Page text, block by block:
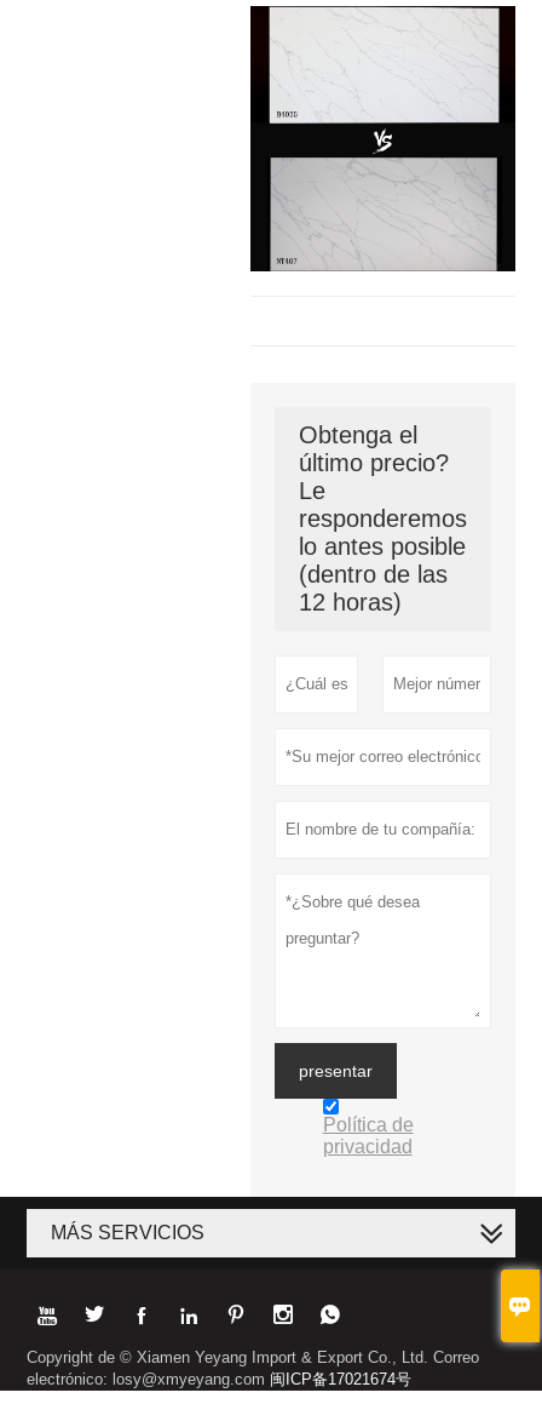

Obtenga el
último precio?
Le
responderemos
lo antes posible
(dentro de las
12 horas)
presentar
Política de
privacidad
MÁS SERVICIOS
      
Copyright de © Xiamen Yeyang Import & Export Co., Ltd. Correo
electrónico: losy@xmyeyang.com 闽ICP备17021674号